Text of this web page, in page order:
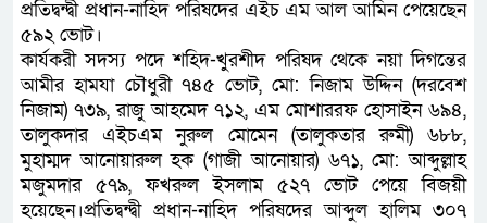
প্রতিদ্বন্দ্বী প্রধান-নাহিদ পরিষদের এইচ এম আল আমিন পেয়েছেন
৫৯২ ভোট।
কার্যকরী সদস্য পদে শহিদ-খুরশীদ পরিষদ থেকে নয়া দিগন্তের
আমীর হামযা চৌধুরী ৭৪৫ ভোট, মো: নিজাম উদ্দিন (দরবেশ
নিজাম) ৭৩৯, রাজু আহমেদ ৭১২, এম মোশাররফ হোসাইন ৬৯৪,
তালুকদার এইচএম নুরুল মোমেন (তালুকতার রুমী) ৬৮৮,
মুহাম্মদ আনোয়ারুল হক (গাজী আনোয়ার) ৬৭১, মো: আব্দুল্লাহ
মজুমদার ৫৭৯, ফখরুল ইসলাম ৫২৭ ভোট পেয়ে বিজয়ী
হয়েছেন।প্রতিদ্বন্দ্বী প্রধান-নাহিদ পরিষদের আব্দুল হালিম ৩০৭